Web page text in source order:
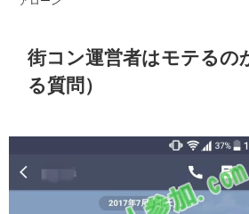
街コン運営者はモテるの
る質問）